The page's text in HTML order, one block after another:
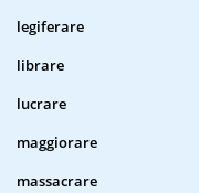
legiferare
librare
lucrare
maggiorare
massacrare